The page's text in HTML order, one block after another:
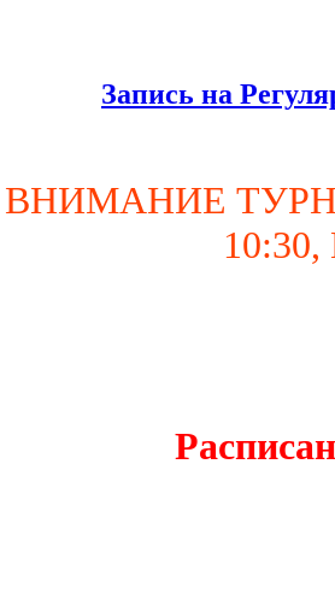
Запись на
ВНИМАНИЕ